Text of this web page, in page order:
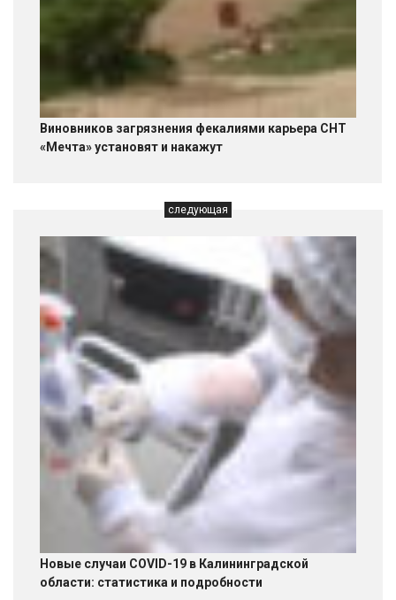
Виновников загрязнения фекалиями карьера СНТ
«Мечта» установят и накажут
следующая
Новые случаи COVID-19 в Калининградской
области: статистика и подробности